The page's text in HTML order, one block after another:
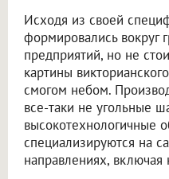
Исходя из своей
формировались вокруг
предприятий, но не
картины
смогом небом.
все-таки не угольные
высокотехнологичные
специализируются на
направлениях, включая